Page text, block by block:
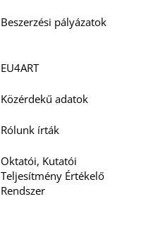
Beszerzési pályázatok
EU4ART
Közérdekű adatok
Rólunk írták
Oktatói, Kutatói
Teljesítmény Értékelő
Rendszer